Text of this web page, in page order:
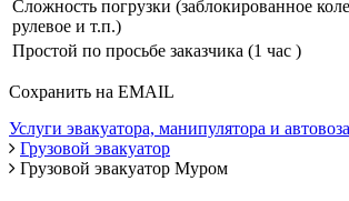
Сложность погрузки (заблокированное
рулевое и т.п.)
Простой по просьбе заказчика (1 час )
Сохранить на EMAIL
Услуги эвакуатора, манипулятора и автовоза
Грузовой эвакуатор
Грузовой эвакуатор Муром